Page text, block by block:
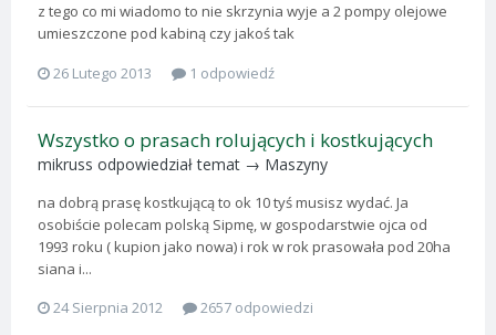
z tego co mi wiadomo to nie skrzynia wyje a 2 pompy olejowe
umieszczone pod kabiną czy jakoś tak
26 Lutego 2013
1 odpowiedź
Wszystko o prasach rolujących i kostkujących
mikruss odpowiedział temat → Maszyny
na dobrą prasę kostkującą to ok 10 tyś musisz wydać. Ja
osobiście polecam polską Sipmę, w gospodarstwie ojca od
1993 roku ( kupion jako nowa) i rok w rok prasowała pod 20ha
siana i...
24 Sierpnia 2012
2657 odpowiedzi